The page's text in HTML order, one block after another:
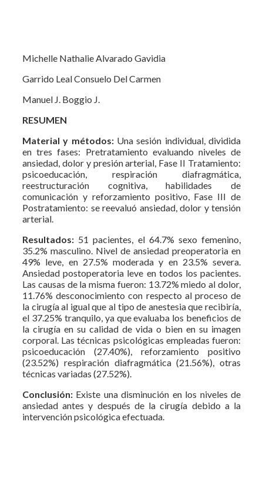
Michelle Nathalie Alvarado Gavidia
Garrido Leal Consuelo Del Carmen
Manuel J. Boggio J.
RESUMEN
Material y métodos: Una sesión individual, dividida
en tres fases: Pretratamiento evaluando niveles de
ansiedad, dolor y presión arterial, Fase II Tratamiento:
psicoeducación, respiración diafragmática,
reestructuración cognitiva, habilidades de
comunicación y reforzamiento positivo, Fase III de
Postratamiento: se reevaluó ansiedad, dolor y tensión
arterial.
Resultados: 51 pacientes, el 64.7% sexo femenino,
35.2% masculino. Nivel de ansiedad preoperatoria en
49% leve, en 27.5% moderada y en 23.5% severa.
Ansiedad postoperatoria leve en todos los pacientes.
Las causas de la misma fueron: 13.72% miedo al dolor,
11.76% desconocimiento con respecto al proceso de
la cirugía al igual que al tipo de anestesia que recibiría,
el 37.25% tranquilo, ya que evaluaba los beneficios de
la cirugía en su calidad de vida o bien en su imagen
corporal. Las técnicas psicológicas empleadas fueron:
psicoeducación (27.40%), reforzamiento positivo
(23.52%) respiración diafragmática (21.56%), otras
técnicas variadas (27.52%).
Conclusión: Existe una disminución en los niveles de
ansiedad antes y después de la cirugía debido a la
intervención psicológica efectuada.